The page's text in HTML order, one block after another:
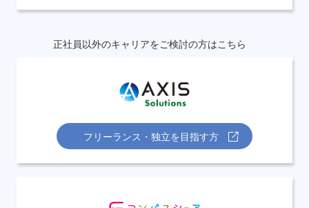
正社員以外のキャリアをご検討の方はこちら
フリーランス・独立を目指す方